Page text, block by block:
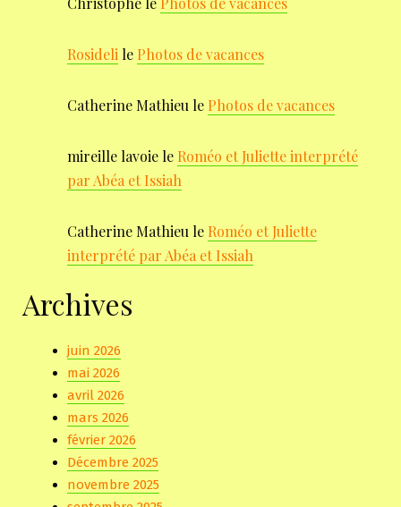
Rosideli le Photos de vacances
Catherine Mathieu le Photos de vacances
mireille lavoie le Roméo et Juliette interprété
par Abéa et Issiah
Catherine Mathieu le Roméo et Juliette
interprété par Abéa et Issiah
Archives
juin 2026
mai 2026
avril 2026
mars 2026
février 2026
Décembre 2025
novembre 2025